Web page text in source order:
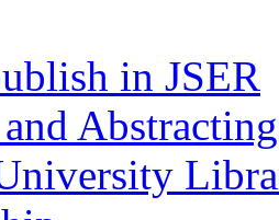
in JSER
Abstracting